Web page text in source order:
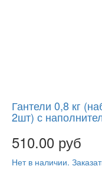
Гантели 0,8 кг
2шт) с
510.00 руб
Нет в наличии.